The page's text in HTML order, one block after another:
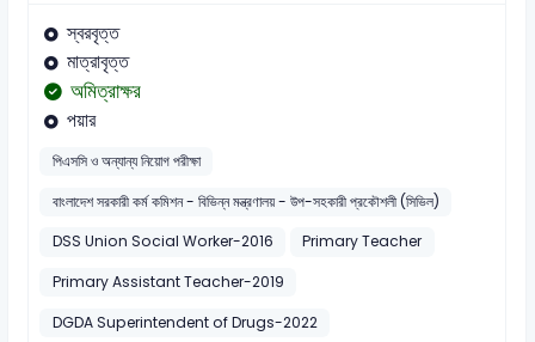
স্বরবৃত্ত
মাত্রাবৃত্ত
অমিত্রাক্ষর
পয়ার
পিএসসি ও অন্যান্য নিয়োগ পরীক্ষা
বাংলাদেশ সরকারী কর্ম কমিশন - বিভিন্ন মন্ত্রণালয় - উপ-সহকারী প্রকৌশলী (সিভিল)
DSS Union Social Worker-2016
Primary Teacher
Primary Assistant Teacher-2019
DGDA Superintendent of Drugs-2022